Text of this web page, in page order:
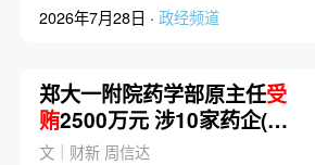
2026年7月28日 · 政经频道
郑大一附院药学部原主任受
贿2500万元 涉10家药企(含
视频)
文｜财新 周信达